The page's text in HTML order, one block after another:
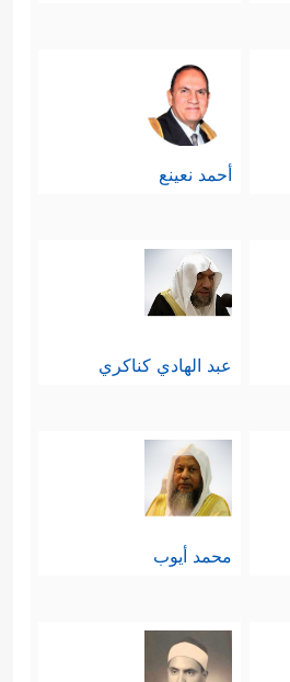
أحمد نعينع
عبد الهادي كناكري
محمد أيوب